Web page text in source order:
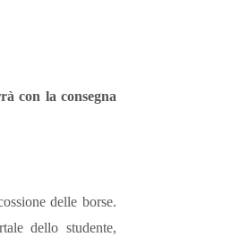
con la consegna
delle borse.
dello studente,